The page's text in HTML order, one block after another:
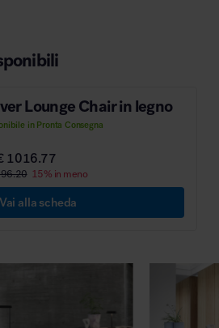
Lounge Chair in legno
in Pronta Consegna
1016.77
15% in meno
Vai alla scheda